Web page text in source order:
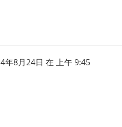
年8月24日 在 上午 9:45